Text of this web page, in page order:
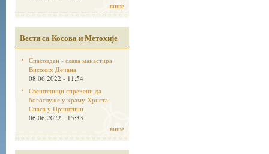
више
Вести са Косова и Метохије
Спасовдан - слава манастира
Високих Дечана
08.06.2022 - 11:54
Свештеници спречени да
богослуже у храму Христа
Спаса у Приштини
06.06.2022 - 15:33
више